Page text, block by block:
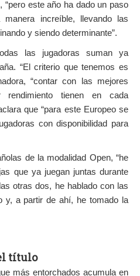
“pero este año ha dado un paso
increíble, llevando las
y siendo determinante”.
las jugadoras suman ya
“El criterio que tenemos es
“contar con las mejores
rendimiento tienen en cada
que “para este Europeo se
con disponibilidad para
de la modalidad Open, “he
que ya juegan juntas durante
otras dos, he hablado con las
y, a partir de ahí, he tomado la
título
más entorchados acumula en